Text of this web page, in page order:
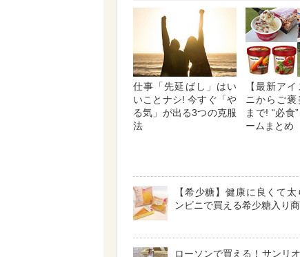
仕事「先延ばし」はい
いことナシ! 今すぐ「や
る気」が出る3つの克服
法
【最新ア
ニからご
まで! “必食
ームまとめ
【希少糖】健康に良くて
ンビニで買える希少糖入り
ローソンで買える！サンリ